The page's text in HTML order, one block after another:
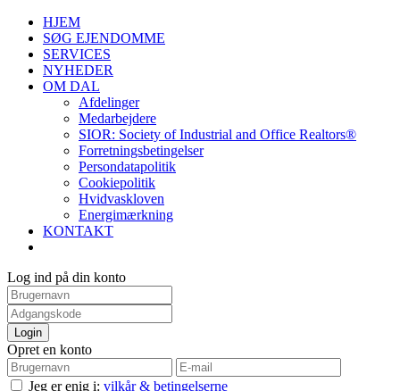
HJEM
SØG EJENDOMME
SERVICES
NYHEDER
OM DAL
Afdelinger
Medarbejdere
SIOR: Society of Industrial and Office Realtors®
Forretningsbetingelser
Persondatapolitik
Cookiepolitik
Hvidvaskloven
Energimærkning
KONTAKT
Log ind på din konto
Login
Opret en konto
Jeg er enig i: vilkår & betingelserne